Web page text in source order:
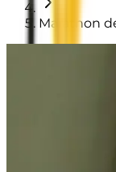
Marathon